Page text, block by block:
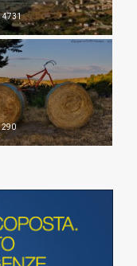
4731
290